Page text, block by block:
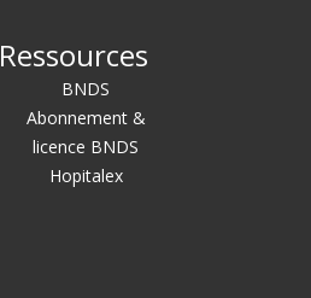
Ressources
BNDS
Abonnement &
licence BNDS
Hopitalex